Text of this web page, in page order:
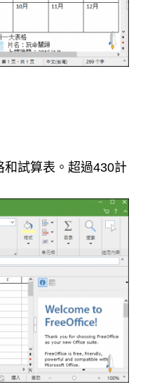
試算表。超過430計